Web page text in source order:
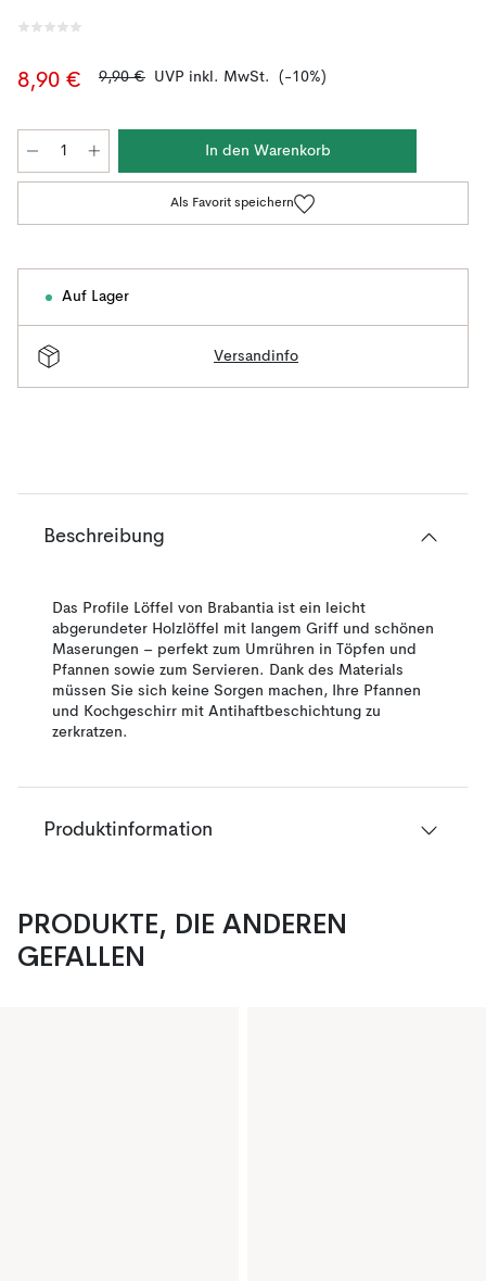
8,90 € 9,90 € UVP inkl. MwSt. (-10%)
In den Warenkorb
Als Favorit speichern
Auf Lager
Versandinfo
Beschreibung
Das Profile Löffel von Brabantia ist ein leicht
abgerundeter Holzlöffel mit langem Griff und schönen
Maserungen – perfekt zum Umrühren in Töpfen und
Pfannen sowie zum Servieren. Dank des Materials
müssen Sie sich keine Sorgen machen, Ihre Pfannen
und Kochgeschirr mit Antihaftbeschichtung zu
zerkratzen.
Produktinformation
PRODUKTE, DIE ANDEREN
GEFALLEN